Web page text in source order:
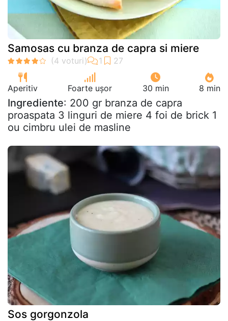
Samosas cu branza de capra si miere
Aperitiv Foarte ușor 30 min 8 min
Ingrediente: 200 gr branza de capra
proaspata 3 linguri de miere 4 foi de brick 1
ou cimbru ulei de masline
Sos gorgonzola